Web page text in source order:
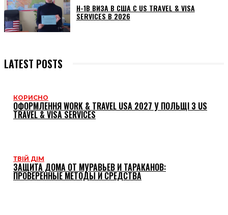
H-1B ВИЗА В США С US TRAVEL & VISA
SERVICES В 2026
LATEST POSTS
КОРИСНО
ОФОРМЛЕННЯ WORK & TRAVEL USA 2027 У ПОЛЬЩІ З US
TRAVEL & VISA SERVICES
ТВІЙ ДІМ
ЗАЩИТА ДОМА ОТ МУРАВЬЕВ И ТАРАКАНОВ:
ПРОВЕРЕННЫЕ МЕТОДЫ И СРЕДСТВА